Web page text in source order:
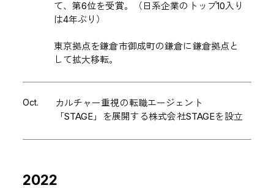
て、第6位を受賞。（日系企業のトップ10入り
は4年ぶり）
東京拠点を鎌倉市御成町の鎌倉に鎌倉拠点と
して拡大移転。
Oct.
カルチャー重視の転職エージェント
「STAGE」を展開する株式会社STAGEを設立
2022